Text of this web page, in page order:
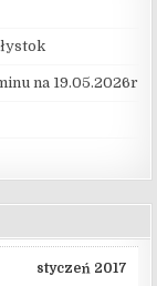
na 19.05.2026r
styczeń 2017